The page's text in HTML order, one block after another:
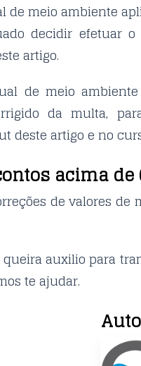
de meio ambiente
decidir efetuar
artigo.
de meio
da multa,
deste artigo e no
acima de
de valores
auxilio para
te ajudar.